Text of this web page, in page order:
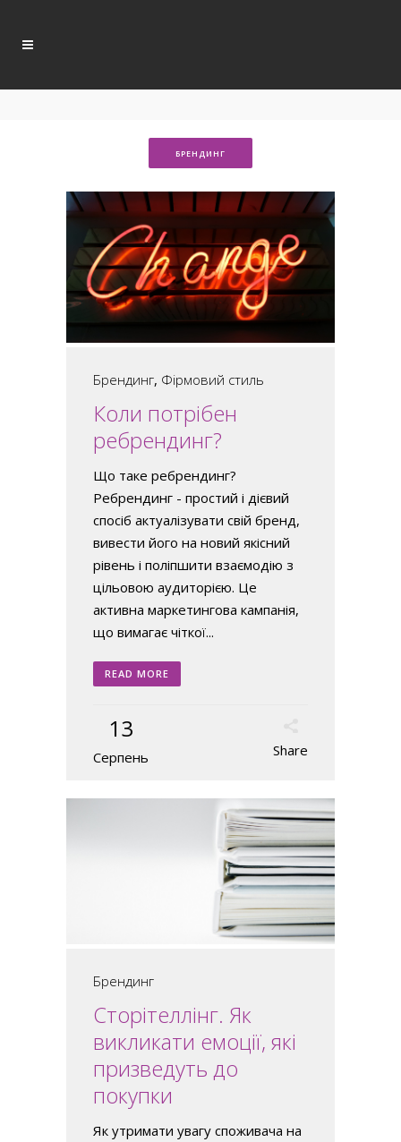
БРЕНДИНГ
Брендинг, Фірмовий стиль
Коли потрібен
ребрендинг?
Що таке ребрендинг?
Ребрендинг - простий і дієвий
спосіб актуалізувати свій бренд,
вивести його на новий якісний
рівень і поліпшити взаємодію з
цільовою аудиторією. Це
активна маркетингова кампанія,
що вимагає чіткої...
READ MORE
13
Серпень Share
Брендинг
Сторітеллінг. Як
викликати емоції, які
призведуть до
покупки
Як утримати увагу споживача на